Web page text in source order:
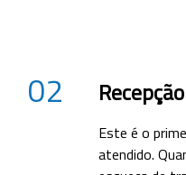
02 Recepção
Este é o
atendido.